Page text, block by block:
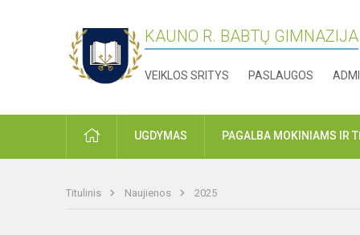
KAUNO R. BABTŲ GIMNAZIJA
VEIKLOS SRITYS PASLAUGOS
PRADŽIAUGDYMAS PAGALBA MOKINIAMS IR
Titulinis Naujienos 2025